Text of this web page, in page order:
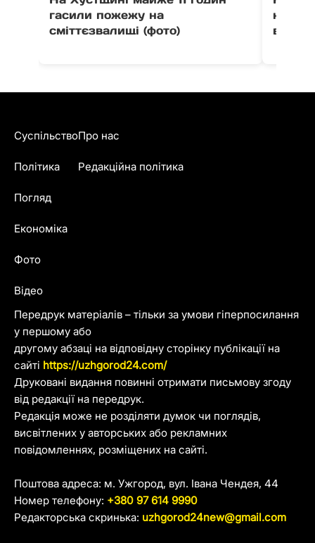
гасили пожежу на
сміттєзвалищі (фото)
Передрук матеріалів – тільки за умови гіперпосилання
у першому або
другому абзаці на відповідну сторінку публікації на
сайті https://uzhgorod24.com/
Друковані видання повинні отримати письмову згоду
від редакції на передрук.
Редакція може не розділяти думок чи поглядів,
висвітлених у авторських або рекламних
повідомленнях, розміщених на сайті.
Поштова адреса: м. Ужгород, вул. Івана Чендея, 44
Номер телефону: +380 97 614 9990
Редакторська скринька: uzhgorod24new@gmail.com
Суспільство
Політика
Погляд
Економіка
Фото
Відео
Про нас
Редакційна політика